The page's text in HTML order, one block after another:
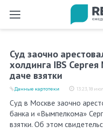
Суд заочно
холдинга IBS
даче взятки
13:23, 18
Данные картотеки
Суд в Москве заочно арестовал экс-члена СД Альфа-
банка и «Вымпелкома»
взятки. Об этом